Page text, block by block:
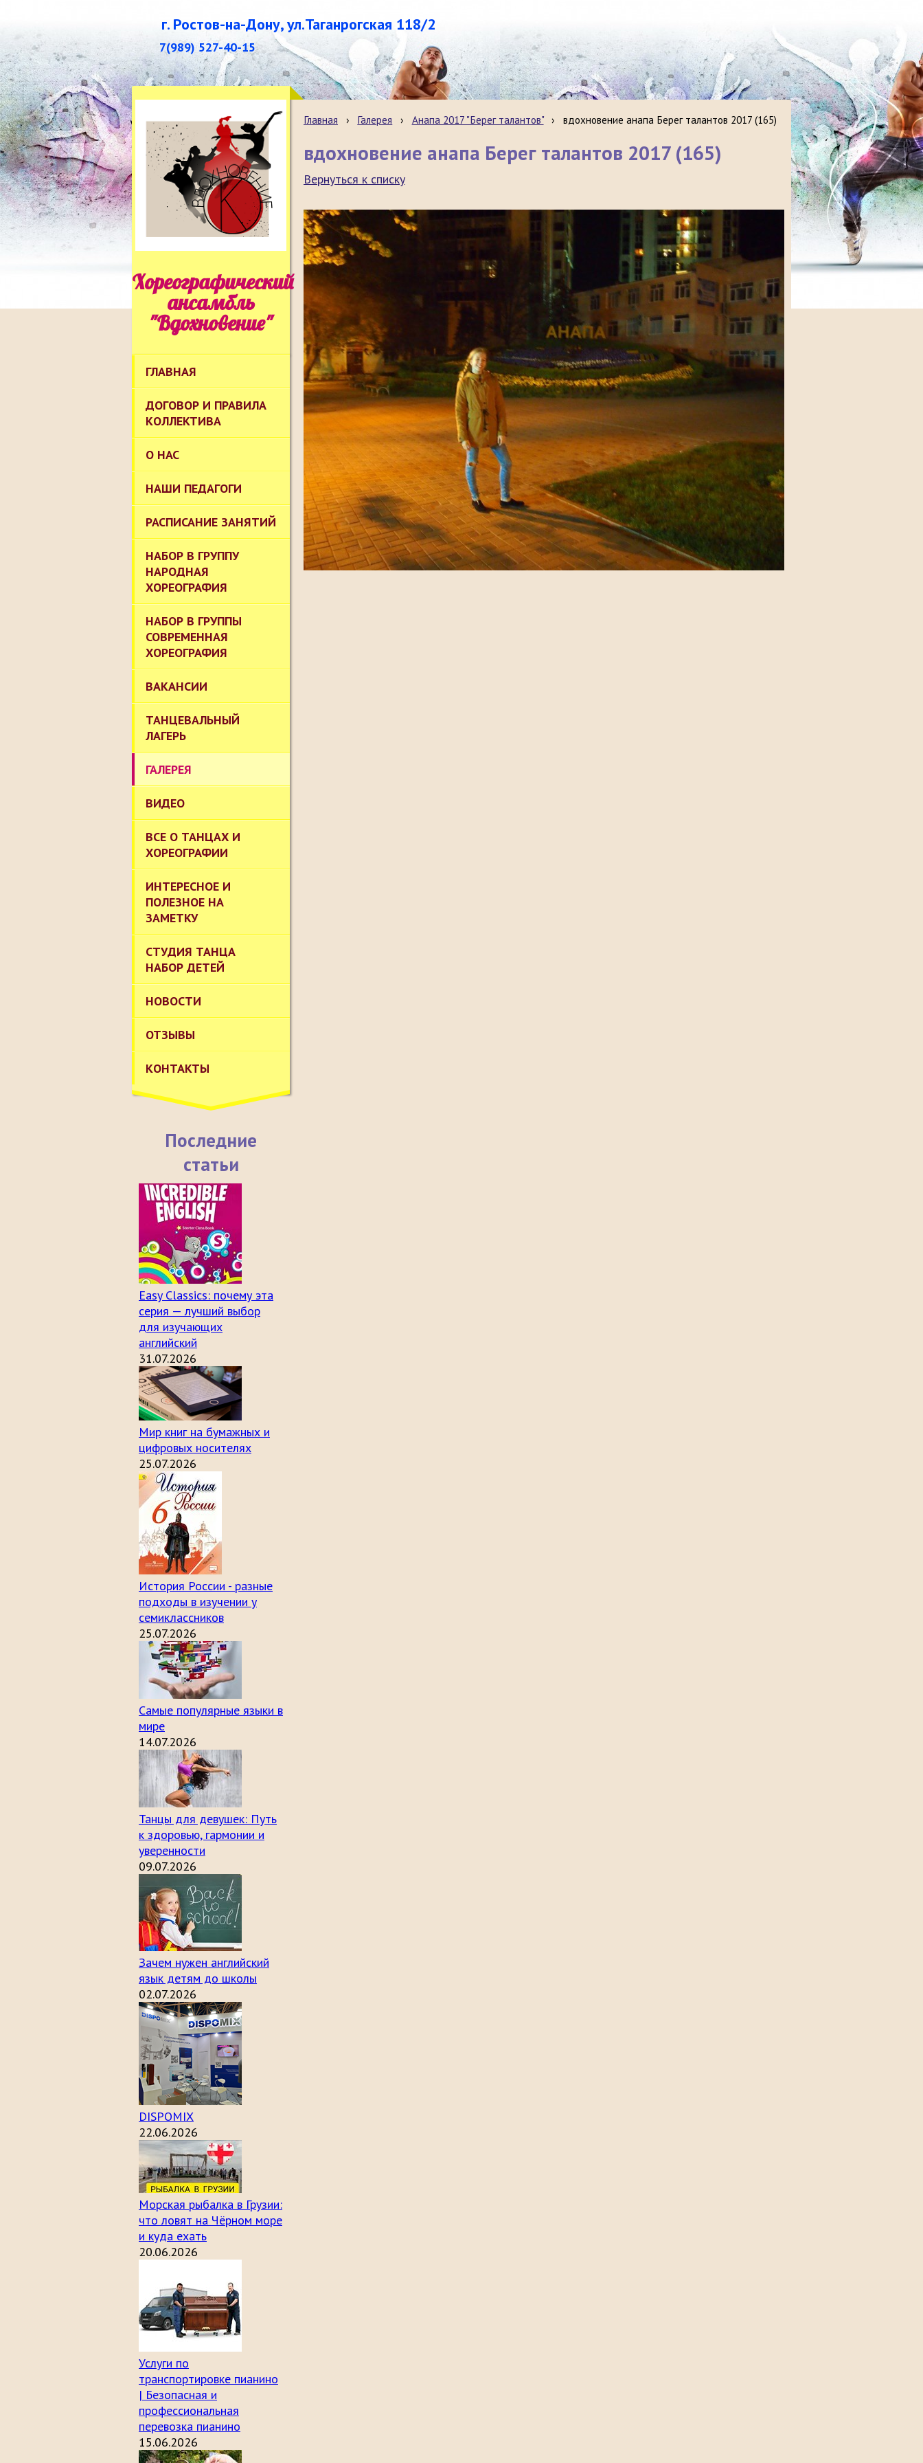
г. Ростов-на-Дону, ул.Таганрогская 118/2
7(989) 527-40-15
Хореографический
ансамбль
"Вдохновение"
ГЛАВНАЯ
ДОГОВОР И ПРАВИЛА
КОЛЛЕКТИВА
О НАС
НАШИ ПЕДАГОГИ
РАСПИСАНИЕ ЗАНЯТИЙ
НАБОР В ГРУППУ
НАРОДНАЯ
ХОРЕОГРАФИЯ
НАБОР В ГРУППЫ
СОВРЕМЕННАЯ
ХОРЕОГРАФИЯ
ВАКАНСИИ
ТАНЦЕВАЛЬНЫЙ
ЛАГЕРЬ
ГАЛЕРЕЯ
ВИДЕО
ВСЕ О ТАНЦАХ И
ХОРЕОГРАФИИ
ИНТЕРЕСНОЕ И
ПОЛЕЗНОЕ НА
ЗАМЕТКУ
СТУДИЯ ТАНЦА
НАБОР ДЕТЕЙ
НОВОСТИ
ОТЗЫВЫ
КОНТАКТЫ
Последние
статьи
Easy Classics: почему эта
серия — лучший выбор
для изучающих
английский
31.07.2026
Мир книг на бумажных и
цифровых носителях
25.07.2026
История России - разные
подходы в изучении у
семиклассников
25.07.2026
Самые популярные языки в
мире
14.07.2026
Танцы для девушек: Путь
к здоровью, гармонии и
уверенности
09.07.2026
Зачем нужен английский
язык детям до школы
02.07.2026
DISPOMIX
22.06.2026
Морская рыбалка в Грузии:
что ловят на Чёрном море
и куда ехать
20.06.2026
Услуги по
транспортировке пианино
| Безопасная и
профессиональная
перевозка пианино
15.06.2026
Главная › Галерея › Анапа 2017 "Берег талантов" › вдохновение анапа Берег талантов 2017 (165)
вдохновение анапа Берег талантов 2017 (165)
Вернуться к списку